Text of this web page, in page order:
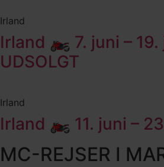
Irland
Irland 🏍️ 7. juni – 19.
UDSOLGT
Irland
Irland 🏍️ 11. juni –
MC-REJSER I